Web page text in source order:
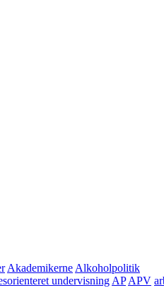
Akademikerne Alkoholpolitik
undervisning AP APV